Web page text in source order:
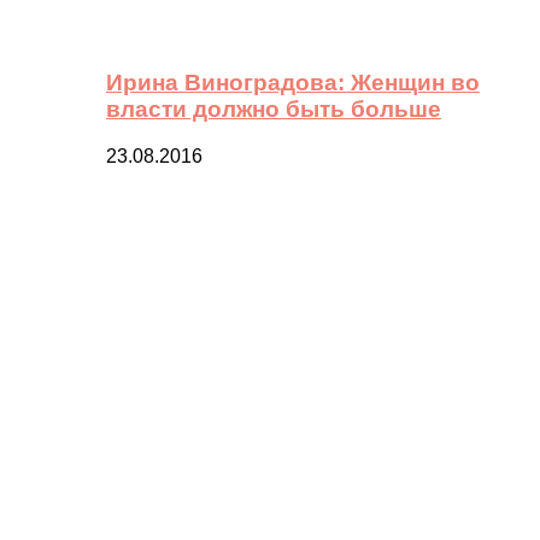
Ирина Виноградова: Женщин во
власти должно быть больше
23.08.2016